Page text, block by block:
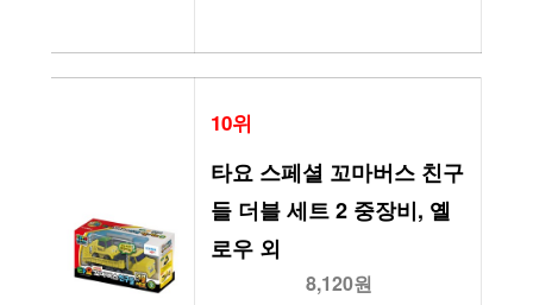
10위
타요 스페셜 꼬마버스 친구
들 더블 세트 2 중장비, 옐
로우 외
8,120원